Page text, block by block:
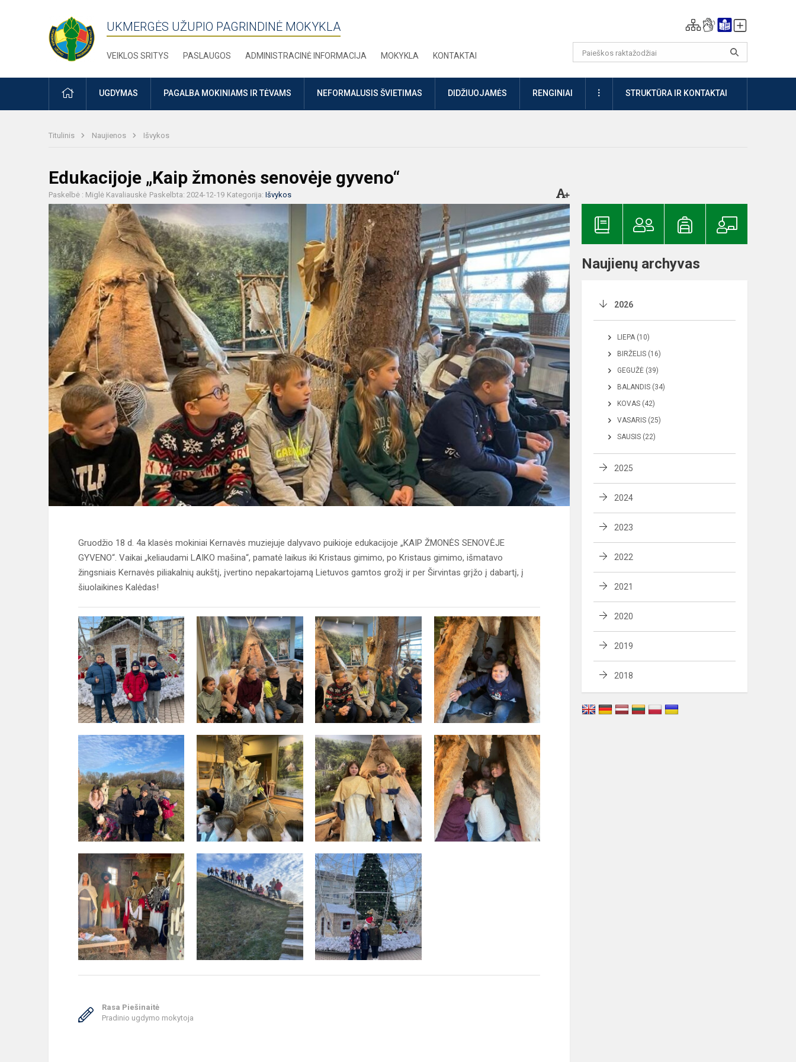
UKMERGĖS UŽUPIO PAGRINDINĖ MOKYKLA
VEIKLOS SRITYS PASLAUGOS ADMINISTRACINĖ INFORMACIJA MOKYKLA KONTAKTAI
PRADŽIAUGDYMAS PAGALBA MOKINIAMS IR TĖVAMS NEFORMALUSIS ŠVIETIMAS DIDŽIUOJAMĖS RENGINIAI DAUGIAUSTRUKTŪRA IR KONTAKTAI
Titulinis Naujienos Išvykos
Edukacijoje „Kaip žmonės senovėje gyveno“
Paskelbė : Miglė Kavaliauskė Paskelbta: 2024-12-19 Kategorija: Išvykos
Gruodžio 18 d. 4a klasės mokiniai Kernavės muziejuje dalyvavo puikioje edukacijoje „KAIP ŽMONĖS SENOVĖJE
GYVENO“. Vaikai „keliaudami LAIKO mašina“, pamatė laikus iki Kristaus gimimo, po Kristaus gimimo, išmatavo
žingsniais Kernavės piliakalnių aukštį, įvertino nepakartojamą Lietuvos gamtos grožį ir per Širvintas grįžo į dabartį, į
šiuolaikines Kalėdas!
Rasa Piešinaitė
Pradinio ugdymo mokytoja
Naujienų archyvas
2026
LIEPA (10)
BIRŽELIS (16)
GEGUŽĖ (39)
BALANDIS (34)
KOVAS (42)
VASARIS (25)
SAUSIS (22)
2025
2024
2023
2022
2021
2020
2019
2018